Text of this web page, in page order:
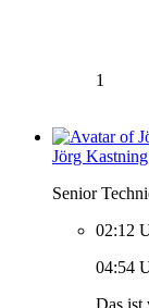
1
Jörg
Senior
02:12
04:54
Das ist